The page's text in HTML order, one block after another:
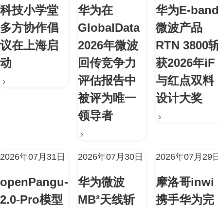
科技小学堂
多方协作倡
议在上海启
动
华为在
GlobalData
2026年微波
回传竞争力
评估报告中
被评为唯一
领导者
华为E-
微波产品
RTN 3800
获2026年iF
与红点双料
设计大奖
2026年07月31日
openPangu-
2.0-Pro模型
2026年07月30日
华为微波
MB²天线斩
2026年07月29
摩洛哥inwi
携手华为完